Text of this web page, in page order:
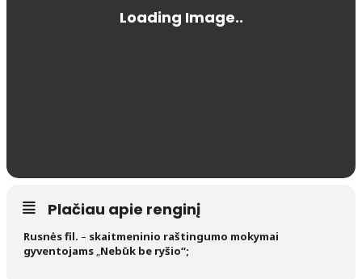
Plačiau apie renginį
Rusnės fil. – skaitmeninio raštingumo mokymai
gyventojams „Nebūk be ryšio“;